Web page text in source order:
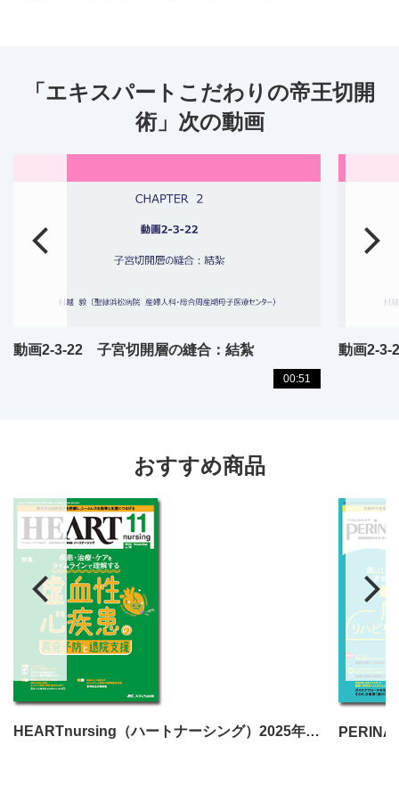
「エキスパートこだわりの帝王切開
術」次の動画
動画2-3-22 子宮切開層の縫合：結紮
00:51
動画2-
おすすめ商品
HEARTnursing（ハートナーシング）2025年11月号